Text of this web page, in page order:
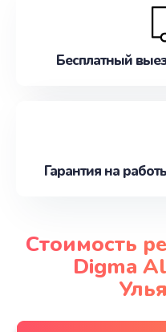
Бесплатный
Гарантия на
Стоимость
Digma